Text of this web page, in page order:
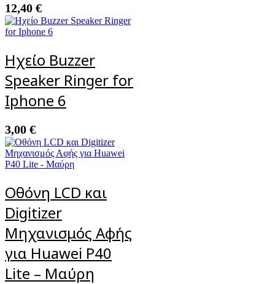
12,40 €
Ηχείο Buzzer
Speaker Ringer for
Iphone 6
3,00 €
Οθόνη LCD και
Digitizer
Μηχανισμός Αφής
για Huawei P40
Lite – Μαύρη